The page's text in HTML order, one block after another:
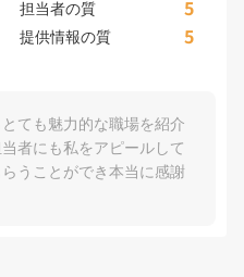
担当者の質 5
提供情報の質 5
ても魅力的な職場を紹介
者にも私をアピールして
うことができ本当に感謝